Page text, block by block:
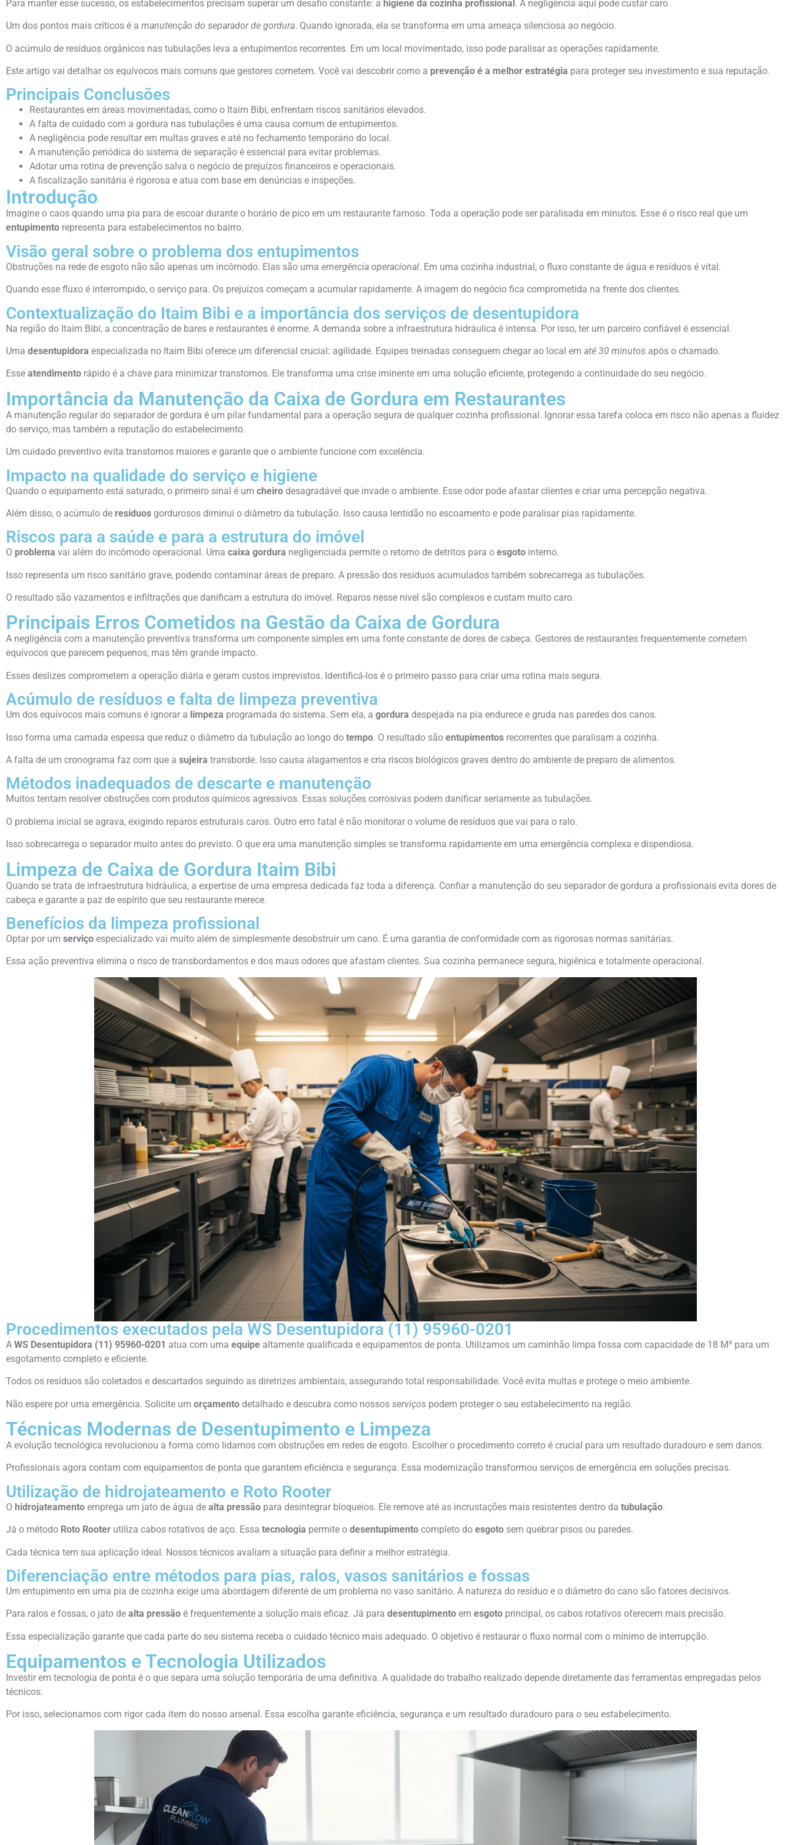
Para manter esse sucesso, os estabelecimentos precisam superar um desafio constante: a higiene da cozinha profissional. A negligência aqui pode custar caro.
Um dos pontos mais críticos é a manutenção do separador de gordura. Quando ignorada, ela se transforma em uma ameaça silenciosa ao negócio.
O acúmulo de resíduos orgânicos nas tubulações leva a entupimentos recorrentes. Em um local movimentado, isso pode paralisar as operações rapidamente.
Este artigo vai detalhar os equívocos mais comuns que gestores cometem. Você vai descobrir como a prevenção é a melhor estratégia para proteger seu investimento e sua reputação.
Principais Conclusões
Restaurantes em áreas movimentadas, como o Itaim Bibi, enfrentam riscos sanitários elevados.
A falta de cuidado com a gordura nas tubulações é uma causa comum de entupimentos.
A negligência pode resultar em multas graves e até no fechamento temporário do local.
A manutenção periódica do sistema de separação é essencial para evitar problemas.
Adotar uma rotina de prevenção salva o negócio de prejuízos financeiros e operacionais.
A fiscalização sanitária é rigorosa e atua com base em denúncias e inspeções.
Introdução
Imagine o caos quando uma pia para de escoar durante o horário de pico em um restaurante famoso. Toda a operação pode ser paralisada em minutos. Esse é o risco real que um
entupimento representa para estabelecimentos no bairro.
Visão geral sobre o problema dos entupimentos
Obstruções na rede de esgoto não são apenas um incômodo. Elas são uma emergência operacional. Em uma cozinha industrial, o fluxo constante de água e resíduos é vital.
Quando esse fluxo é interrompido, o serviço para. Os prejuízos começam a acumular rapidamente. A imagem do negócio fica comprometida na frente dos clientes.
Contextualização do Itaim Bibi e a importância dos serviços de desentupidora
Na região do Itaim Bibi, a concentração de bares e restaurantes é enorme. A demanda sobre a infraestrutura hidráulica é intensa. Por isso, ter um parceiro confiável é essencial.
Uma desentupidora especializada no Itaim Bibi oferece um diferencial crucial: agilidade. Equipes treinadas conseguem chegar ao local em até 30 minutos após o chamado.
Esse atendimento rápido é a chave para minimizar transtornos. Ele transforma uma crise iminente em uma solução eficiente, protegendo a continuidade do seu negócio.
Importância da Manutenção da Caixa de Gordura em Restaurantes
A manutenção regular do separador de gordura é um pilar fundamental para a operação segura de qualquer cozinha profissional. Ignorar essa tarefa coloca em risco não apenas a fluidez
do serviço, mas também a reputação do estabelecimento.
Um cuidado preventivo evita transtornos maiores e garante que o ambiente funcione com excelência.
Impacto na qualidade do serviço e higiene
Quando o equipamento está saturado, o primeiro sinal é um cheiro desagradável que invade o ambiente. Esse odor pode afastar clientes e criar uma percepção negativa.
Além disso, o acúmulo de resíduos gordurosos diminui o diâmetro da tubulação. Isso causa lentidão no escoamento e pode paralisar pias rapidamente.
Riscos para a saúde e para a estrutura do imóvel
O problema vai além do incômodo operacional. Uma caixa gordura negligenciada permite o retorno de detritos para o esgoto interno.
Isso representa um risco sanitário grave, podendo contaminar áreas de preparo. A pressão dos resíduos acumulados também sobrecarrega as tubulações.
O resultado são vazamentos e infiltrações que danificam a estrutura do imóvel. Reparos nesse nível são complexos e custam muito caro.
Principais Erros Cometidos na Gestão da Caixa de Gordura
A negligência com a manutenção preventiva transforma um componente simples em uma fonte constante de dores de cabeça. Gestores de restaurantes frequentemente cometem
equívocos que parecem pequenos, mas têm grande impacto.
Esses deslizes comprometem a operação diária e geram custos imprevistos. Identificá-los é o primeiro passo para criar uma rotina mais segura.
Acúmulo de resíduos e falta de limpeza preventiva
Um dos equívocos mais comuns é ignorar a limpeza programada do sistema. Sem ela, a gordura despejada na pia endurece e gruda nas paredes dos canos.
Isso forma uma camada espessa que reduz o diâmetro da tubulação ao longo do tempo. O resultado são entupimentos recorrentes que paralisam a cozinha.
A falta de um cronograma faz com que a sujeira transborde. Isso causa alagamentos e cria riscos biológicos graves dentro do ambiente de preparo de alimentos.
Métodos inadequados de descarte e manutenção
Muitos tentam resolver obstruções com produtos químicos agressivos. Essas soluções corrosivas podem danificar seriamente as tubulações.
O problema inicial se agrava, exigindo reparos estruturais caros. Outro erro fatal é não monitorar o volume de resíduos que vai para o ralo.
Isso sobrecarrega o separador muito antes do previsto. O que era uma manutenção simples se transforma rapidamente em uma emergência complexa e dispendiosa.
Limpeza de Caixa de Gordura Itaim Bibi
Quando se trata de infraestrutura hidráulica, a expertise de uma empresa dedicada faz toda a diferença. Confiar a manutenção do seu separador de gordura a profissionais evita dores de
cabeça e garante a paz de espírito que seu restaurante merece.
Benefícios da limpeza profissional
Optar por um serviço especializado vai muito além de simplesmente desobstruir um cano. É uma garantia de conformidade com as rigorosas normas sanitárias.
Essa ação preventiva elimina o risco de transbordamentos e dos maus odores que afastam clientes. Sua cozinha permanece segura, higiênica e totalmente operacional.
Procedimentos executados pela WS Desentupidora (11) 95960-0201
A WS Desentupidora (11) 95960-0201 atua com uma equipe altamente qualificada e equipamentos de ponta. Utilizamos um caminhão limpa fossa com capacidade de 18 M³ para um
esgotamento completo e eficiente.
Todos os resíduos são coletados e descartados seguindo as diretrizes ambientais, assegurando total responsabilidade. Você evita multas e protege o meio ambiente.
Não espere por uma emergência. Solicite um orçamento detalhado e descubra como nossos serviços podem proteger o seu estabelecimento na região.
Técnicas Modernas de Desentupimento e Limpeza
A evolução tecnológica revolucionou a forma como lidamos com obstruções em redes de esgoto. Escolher o procedimento correto é crucial para um resultado duradouro e sem danos.
Profissionais agora contam com equipamentos de ponta que garantem eficiência e segurança. Essa modernização transformou serviços de emergência em soluções precisas.
Utilização de hidrojateamento e Roto Rooter
O hidrojateamento emprega um jato de água de alta pressão para desintegrar bloqueios. Ele remove até as incrustações mais resistentes dentro da tubulação.
Já o método Roto Rooter utiliza cabos rotativos de aço. Essa tecnologia permite o desentupimento completo do esgoto sem quebrar pisos ou paredes.
Cada técnica tem sua aplicação ideal. Nossos técnicos avaliam a situação para definir a melhor estratégia.
Diferenciação entre métodos para pias, ralos, vasos sanitários e fossas
Um entupimento em uma pia de cozinha exige uma abordagem diferente de um problema no vaso sanitário. A natureza do resíduo e o diâmetro do cano são fatores decisivos.
Para ralos e fossas, o jato de alta pressão é frequentemente a solução mais eficaz. Já para desentupimento em esgoto principal, os cabos rotativos oferecem mais precisão.
Essa especialização garante que cada parte do seu sistema receba o cuidado técnico mais adequado. O objetivo é restaurar o fluxo normal com o mínimo de interrupção.
Equipamentos e Tecnologia Utilizados
Investir em tecnologia de ponta é o que separa uma solução temporária de uma definitiva. A qualidade do trabalho realizado depende diretamente das ferramentas empregadas pelos
técnicos.
Por isso, selecionamos com rigor cada item do nosso arsenal. Essa escolha garante eficiência, segurança e um resultado duradouro para o seu estabelecimento.